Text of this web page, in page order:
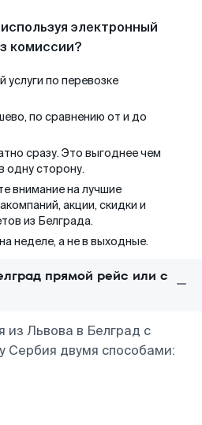
электронный
комиссии?
услуги по перевозке
по сравнению от и до
сразу. Это выгоднее чем
одну сторону.
внимание на лучшие
акции, скидки и
из Белграда.
неделе, а не в выходные.
прямой рейс или с
Львова в Белград с
Сербия двумя способами: